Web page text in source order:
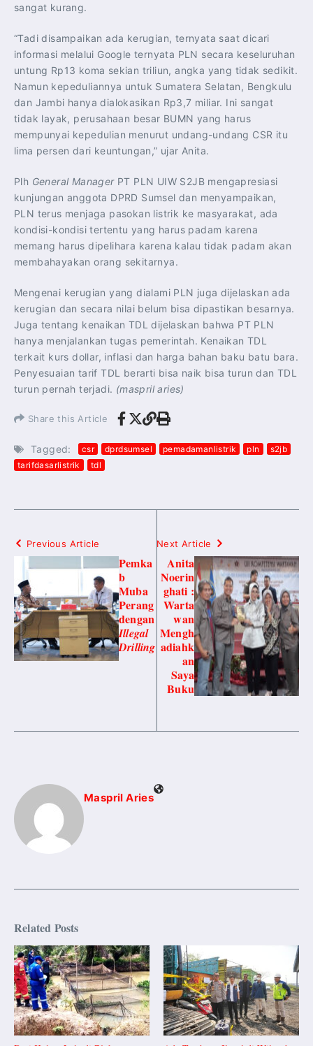
sangat kurang.
“Tadi disampaikan ada kerugian, ternyata saat dicari
informasi melalui Google ternyata PLN secara keseluruhan
untung Rp13 koma sekian triliun, angka yang tidak sedikit.
Namun kepeduliannya untuk Sumatera Selatan, Bengkulu
dan Jambi hanya dialokasikan Rp3,7 miliar. Ini sangat
tidak layak, perusahaan besar BUMN yang harus
mempunyai kepedulian menurut undang-undang CSR itu
lima persen dari keuntungan,” ujar Anita.
Plh General ManagerPT PLN UIW S2JB mengapresiasi
kunjungan anggota DPRD Sumsel dan menyampaikan,
PLN terus menjaga pasokan listrik ke masyarakat, ada
kondisi-kondisi tertentu yang harus padam karena
memang harus dipelihara karena kalau tidak padam akan
membahayakan orang sekitarnya.
Mengenai kerugian yang dialami PLN juga dijelaskan ada
kerugian dan secara nilai belum bisa dipastikan besarnya.
Juga tentang kenaikan TDL dijelaskan bahwa PT PLN
hanya menjalankan tugas pemerintah. Kenaikan TDL
terkait kurs dollar, inflasi dan harga bahan baku batu bara.
Penyesuaian tarif TDL berarti bisa naik bisa turun dan TDL
turun pernah terjadi. (maspril aries)
Share this Article
Tagged: csr dprdsumsel pemadamanlistrik pln
s2jb
tarifdasarlistrik
tdl
Previous Article
Pemka
b
Muba
Perang
dengan
Illegal
Drilling
Next Article
Anita
Noerin
ghati :
Warta
wan
Mengh
adiahk
an
Saya
Buku
Maspril Aries
Related Posts